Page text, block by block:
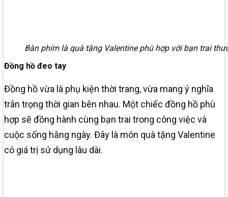
Bàn phím là quà tặng Valentine phù hợp với bạn trai
Đồng hồ đeo tay
Đồng hồ vừa là phụ kiện thời trang, vừa mang ý nghĩa
trân trọng thời gian bên nhau. Một chiếc đồng hồ phù
hợp sẽ đồng hành cùng bạn trai trong công việc và
cuộc sống hằng ngày. Đây là món quà tặng Valentine
có giá trị sử dụng lâu dài.